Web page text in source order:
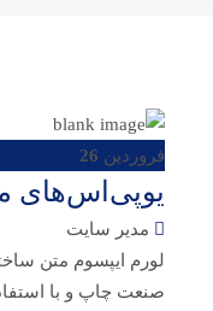
فروردین 26
یوپی‌اس‌های
مدیر سایت
لورم ایپسوم متن
صنعت چاپ و با